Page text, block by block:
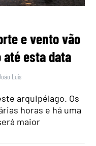
e vento vão
até esta data
Luís
arquipélago. Os
horas e há uma
maior